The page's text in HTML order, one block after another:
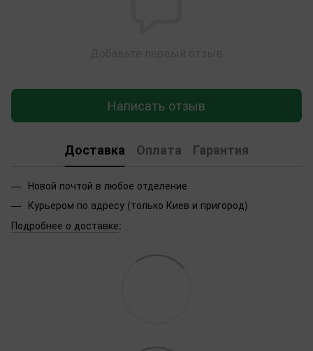
Написать отзыв
Доставка Оплата Гарантия
Новой почтой в любое отделение
Курьером по адресу (только Киев и пригород)
Подробнее о доставке: